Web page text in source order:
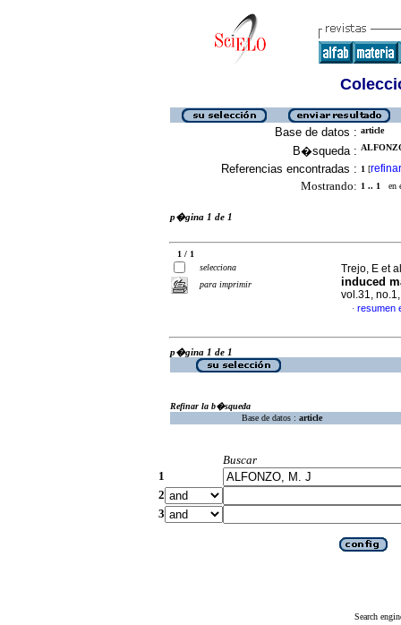
Base de datos : article
B�squeda :
Referencias encontradas : 1 [refinar
Mostrando: 1 .. 1 en
p�gina 1 de 1
1 / 1
selecciona
para imprimir
Trejo, E et
induced
vol.31,
· resumen
p�gina 1 de 1
Refinar la b�squeda
Base de datos : article
Buscar
1
2
3
Search